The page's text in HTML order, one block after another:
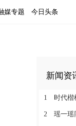
媒专题 今日头条
新闻资
1 时代楷
2 瑶一瑶